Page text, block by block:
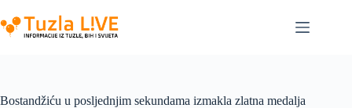
to
content
Bostandžiću u posljednjim sekundama izmakla zlatna medalja